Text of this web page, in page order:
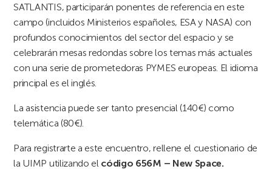
SATLANTIS, participarán ponentes de referencia en este
campo (incluidos Ministerios españoles, ESA y NASA) con
profundos conocimientos del sector del espacio y se
celebrarán mesas redondas sobre los temas más actuales
con una serie de prometedoras PYMES europeas. El idioma
principal es el inglés.
La asistencia puede ser tanto presencial (140€) como
telemática (80€).
Para registrarte a este encuentro, rellene el cuestionario de
la UIMP utilizando el código 656M – New Space.